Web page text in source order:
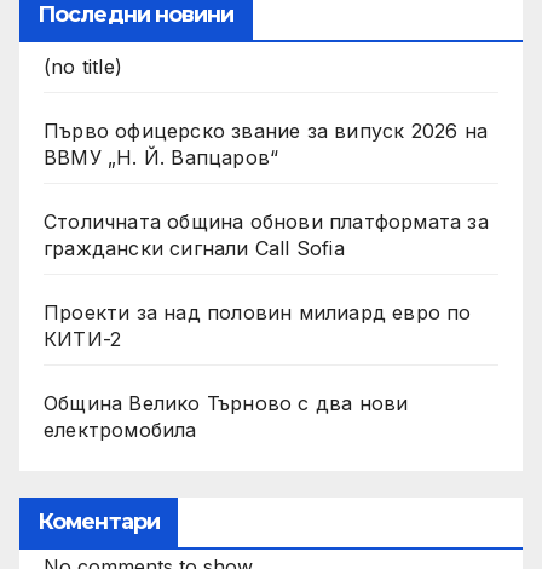
Последни новини
(no title)
Първо офицерско звание за випуск 2026 на
ВВМУ „Н. Й. Вапцаров“
Столичната община обнови платформата за
граждански сигнали Call Sofia
Проекти за над половин милиард евро по
КИТИ-2
Община Велико Търново с два нови
електромобила
Коментари